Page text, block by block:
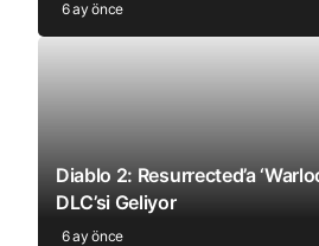
6 ay önce
Diablo 2: Resurrected’a
DLC’si Geliyor
6 ay önce